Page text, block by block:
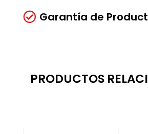
 Garantía de
PRODUCTOS